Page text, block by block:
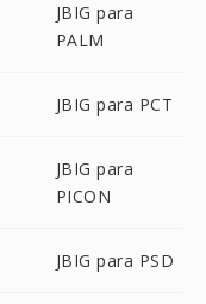
JBIG para
PALM
JBIG para PCT
JBIG para
PICON
JBIG para PSD